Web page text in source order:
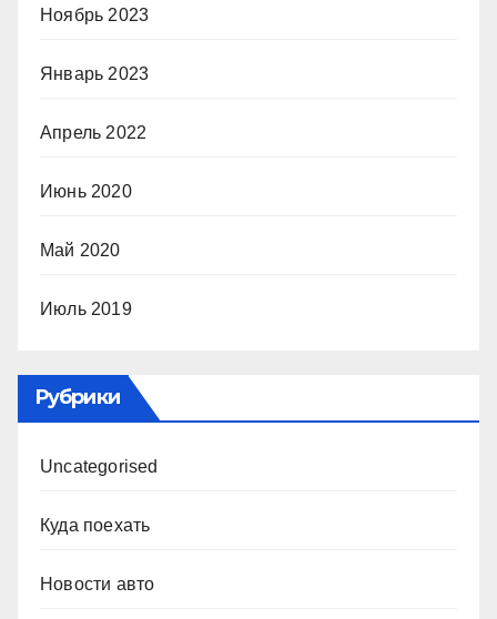
Ноябрь 2023
Январь 2023
Апрель 2022
Июнь 2020
Май 2020
Июль 2019
Рубрики
Uncategorised
Куда поехать
Новости авто